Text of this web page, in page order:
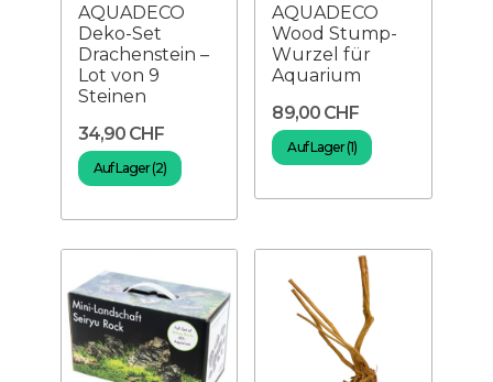
AQUADECO
Deko-Set
Drachenstein –
Lot von 9
Steinen
34,90 CHF
Auf Lager (2)
AQUADECO
Wood Stump-
Wurzel für
Aquarium
89,00 CHF
Auf Lager (1)